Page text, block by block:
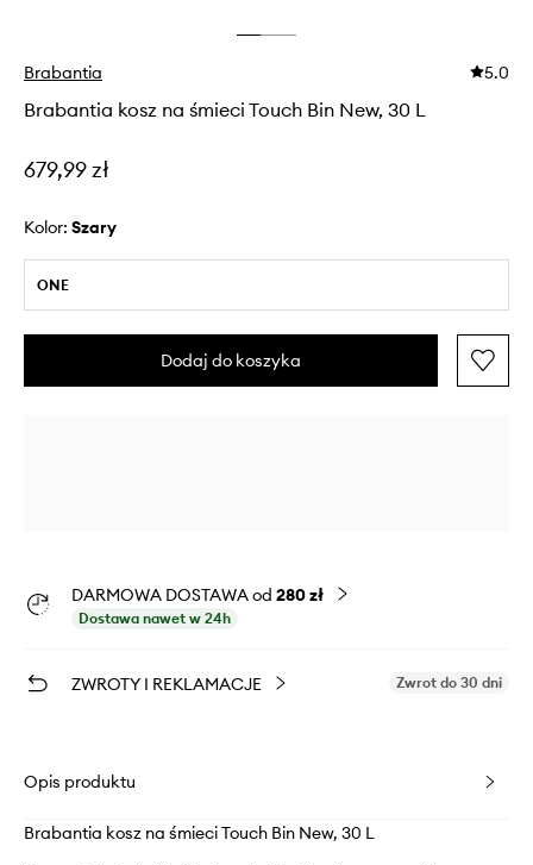
Brabantia 5.0
Brabantia kosz na śmieci Touch Bin New, 30 L
679,99 zł
Kolor: szary
ONE
Dodaj do koszyka
DARMOWA DOSTAWA od 280 zł
Dostawa nawet w 24h
ZWROTY I REKLAMACJE Zwrot do 30 dni
Opis produktu
Brabantia kosz na śmieci Touch Bin New, 30 L